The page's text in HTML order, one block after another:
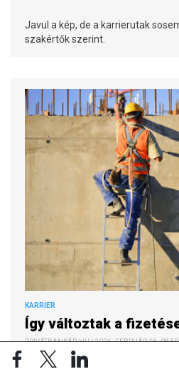
Javul a kép, de a karrierutak
szakértők szerint.
KARRIER
Így változtak a
PRIVÁTBANKÁR.HU | 2026. FEBRUÁR 18. 08:59